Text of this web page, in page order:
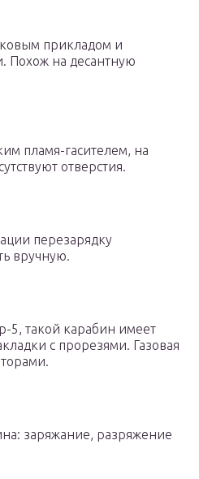
прикладом и
Похож на десантную
пламя-гасителем, на
отверстия.
перезарядку
вручную.
5, такой карабин имеет
с прорезями. Газовая
заряжание, разряжение